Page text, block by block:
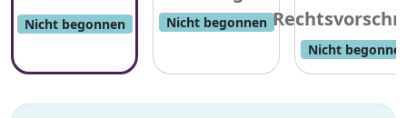
Nicht begonnen Nicht begonnen
Nicht